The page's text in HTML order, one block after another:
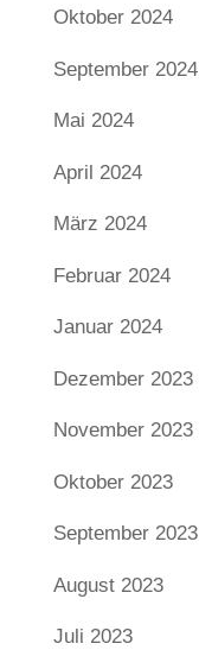
Oktober 2024
September 2024
Mai 2024
April 2024
März 2024
Februar 2024
Januar 2024
Dezember 2023
November 2023
Oktober 2023
September 2023
August 2023
Juli 2023